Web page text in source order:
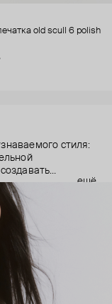
old scull 6 polish
стиля:
Вещи из дорогих
Не
множеству раз
настоящие
полюбили во
концептуальное и
красивое. В
повторяется.
деталями, каффы –
и увесистые
ещё